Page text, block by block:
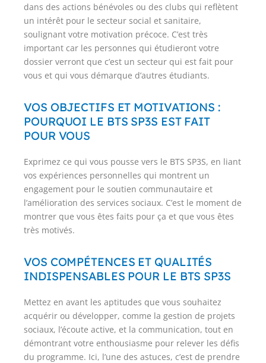
dans des actions bénévoles ou des clubs qui reflètent
un intérêt pour le secteur social et sanitaire,
soulignant votre motivation précoce. C’est très
important car les personnes qui étudieront votre
dossier verront que c’est un secteur qui est fait pour
vous et qui vous démarque d’autres étudiants.
VOS OBJECTIFS ET MOTIVATIONS :
POURQUOI LE BTS SP3S EST FAIT
POUR VOUS​
Exprimez ce qui vous pousse vers le BTS SP3S, en liant
vos expériences personnelles qui montrent un
engagement pour le soutien communautaire et
l’amélioration des services sociaux. C’est le moment de
montrer que vous êtes faits pour ça et que vous êtes
très motivés.
VOS COMPÉTENCES ET QUALITÉS
INDISPENSABLES POUR LE BTS SP3S​
Mettez en avant les aptitudes que vous souhaitez
acquérir ou développer, comme la gestion de projets
sociaux, l’écoute active, et la communication, tout en
démontrant votre enthousiasme pour relever les défis
du programme. Ici, l’une des astuces, c’est de prendre